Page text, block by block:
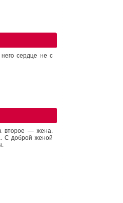
сердце не с
второе — жена.
С доброй женой